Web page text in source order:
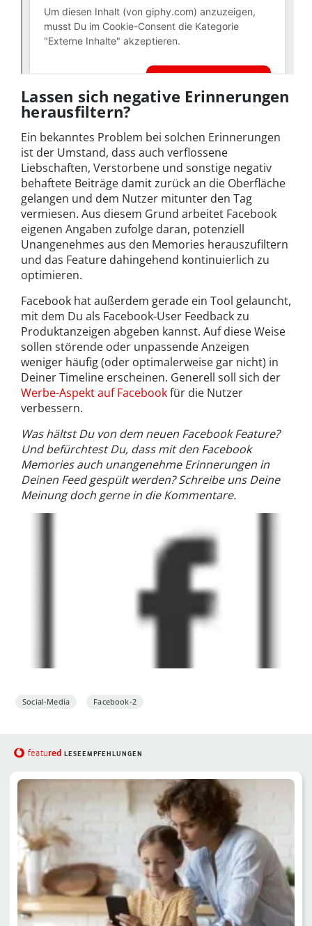
Lassen sich negative Erinnerungen
herausfiltern?
Ein bekanntes Problem bei solchen Erinnerungen
ist der Umstand, dass auch verflossene
Liebschaften, Verstorbene und sonstige negativ
behaftete Beiträge damit zurück an die Oberfläche
gelangen und dem Nutzer mitunter den Tag
vermiesen. Aus diesem Grund arbeitet Facebook
eigenen Angaben zufolge daran, potenziell
Unangenehmes aus den Memories herauszufiltern
und das Feature dahingehend kontinuierlich zu
optimieren.
Facebook hat außerdem gerade ein Tool gelauncht,
mit dem Du als Facebook-User Feedback zu
Produktanzeigen abgeben kannst. Auf diese Weise
sollen störende oder unpassende Anzeigen
weniger häufig (oder optimalerweise gar nicht) in
Deiner Timeline erscheinen. Generell soll sich der
Werbe-Aspekt auf Facebookfür die Nutzer
verbessern.
Was hältst Du von dem neuen Facebook Feature?
Und befürchtest Du, dass mit den Facebook
Memories auch unangenehme Erinnerungen in
Deinen Feed gespült werden? Schreibe uns Deine
Meinung doch gerne in die Kommentare.
Social-Media Facebook-2
featured LESEEMPFEHLUNGEN